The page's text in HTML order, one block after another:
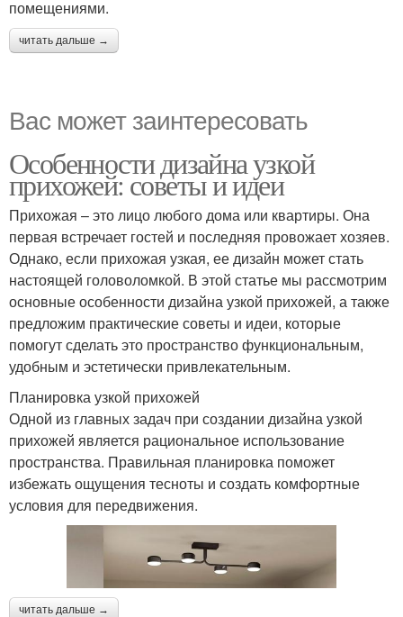
помещениями.
читать дальше →
Вас может заинтересовать
Особенности дизайна узкой
прихожей: советы и идеи
Прихожая – это лицо любого дома или квартиры. Она
первая встречает гостей и последняя провожает хозяев.
Однако, если прихожая узкая, ее дизайн может стать
настоящей головоломкой. В этой статье мы рассмотрим
основные особенности дизайна узкой прихожей, а также
предложим практические советы и идеи, которые
помогут сделать это пространство функциональным,
удобным и эстетически привлекательным.
Планировка узкой прихожей
Одной из главных задач при создании дизайна узкой
прихожей является рациональное использование
пространства. Правильная планировка поможет
избежать ощущения тесноты и создать комфортные
условия для передвижения.
читать дальше →